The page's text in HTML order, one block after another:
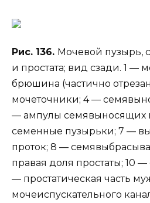
Рис. 136. Мочевой пузырь,
и простата; вид сзади. 1 —
брюшина (частично
мочеточники; 4 —
— ампулы семявыносящих
семенные пузырьки; 7 —
проток; 8 —
правая доля простаты; 10
— простатическая часть
мочеиспускательного